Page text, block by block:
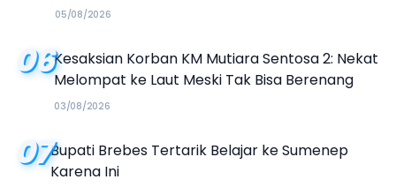
05/08/2026
06Kesaksian Korban KM Mutiara Sentosa 2: Nekat
Melompat ke Laut Meski Tak Bisa Berenang
03/08/2026
07Bupati Brebes Tertarik Belajar ke Sumenep
Karena Ini